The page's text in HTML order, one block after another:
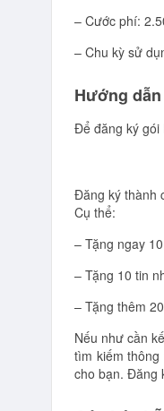
– Cước phí:
– Chu kỳ sử
Hướng
Để đăng ký gói
Đăng ký thành
Cụ thể:
– Tặng ngay
– Tặng 10 tin
– Tặng thêm
Nếu như cần
tìm kiếm
cho bạn. Đăng